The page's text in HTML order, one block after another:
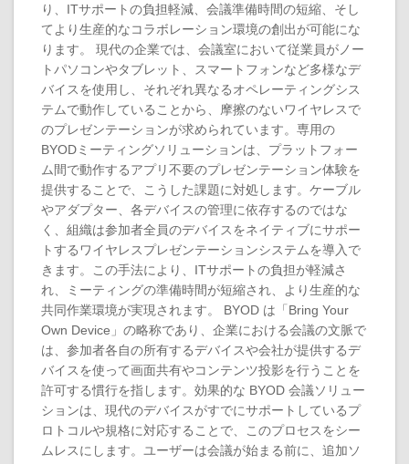
り、ITサポートの負担軽減、会議準備時間の短縮、そし
てより生産的なコラボレーション環境の創出が可能にな
ります。 現代の企業では、会議室において従業員がノー
トパソコンやタブレット、スマートフォンなど多様なデ
バイスを使用し、それぞれ異なるオペレーティングシス
テムで動作していることから、摩擦のないワイヤレスで
のプレゼンテーションが求められています。専用の
BYODミーティングソリューションは、プラットフォー
ム間で動作するアプリ不要のプレゼンテーション体験を
提供することで、こうした課題に対処します。ケーブル
やアダプター、各デバイスの管理に依存するのではな
く、組織は参加者全員のデバイスをネイティブにサポー
トするワイヤレスプレゼンテーションシステムを導入で
きます。この手法により、ITサポートの負担が軽減さ
れ、ミーティングの準備時間が短縮され、より生産的な
共同作業環境が実現されます。 BYOD は「Bring Your
Own Device」の略称であり、企業における会議の文脈で
は、参加者各自の所有するデバイスや会社が提供するデ
バイスを使って画面共有やコンテンツ投影を行うことを
許可する慣行を指します。効果的な BYOD 会議ソリュー
ションは、現代のデバイスがすでにサポートしているプ
ロトコルや規格に対応することで、このプロセスをシー
ムレスにします。ユーザーは会議が始まる前に、追加ソ